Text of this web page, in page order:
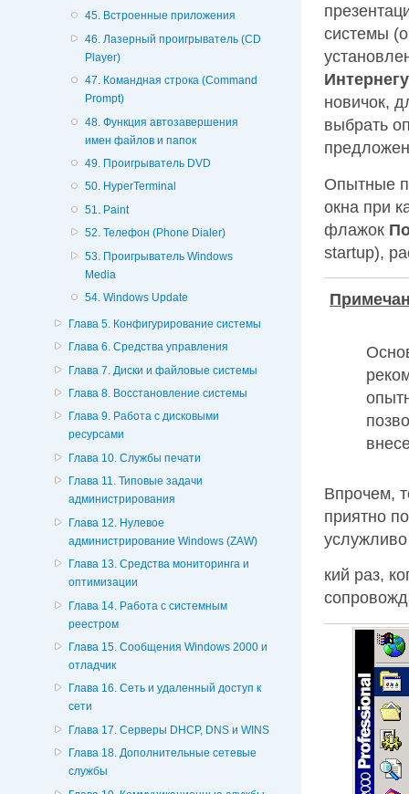
45. Встроенные приложения
46. Лазерный проигрыватель (CD
Player)
47. Командная строка (Command
Prompt)
48. Функция автозавершения
имен файлов и папок
49. Проигрыватель DVD
50. HyperTerminal
51. Paint
52. Телефон (Phone Dialer)
53. Проигрыватель Windows
Media
54. Windows Update
Глава 5. Конфигурирование системы
Глава 6. Средства управления
Глава 7. Диски и файловые системы
Глава 8. Восстановление системы
Глава 9. Работа с дисковыми
ресурсами
Глава 10. Службы печати
Глава 11. Типовые задачи
администрирования
Глава 12. Нулевое
администрирование Windows (ZAW)
Глава 13. Средства мониторинга и
оптимизации
Глава 14. Работа с системным
реестром
Глава 15. Сообщения Windows 2000 и
отладчик
Глава 16. Сеть и удаленный доступ к
сети
Глава 17. Серверы DHCP, DNS и WINS
Глава 18. Дополнительные сетевые
службы
системы
новичок,
выбрать
Опытные
окна при
флажок
startup),
Впрочем,
приятно
кий раз,